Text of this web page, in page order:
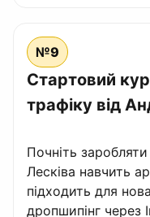
№9
Стартовий
трафіку від
Почніть
Лесківа навчить
підходить для
дропшипінг через